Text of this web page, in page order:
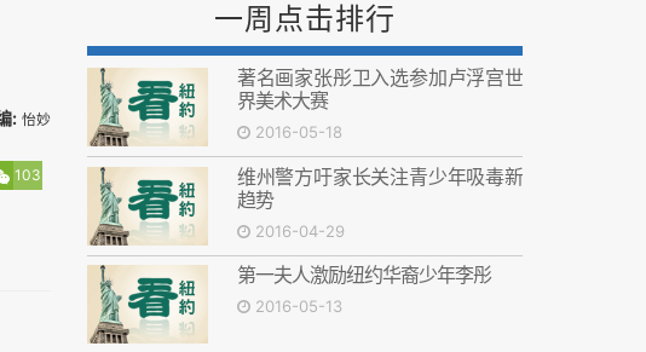
: 怡妙
103
一周点击排行
著名画家张彤卫入选参加卢浮宫世
界美术大赛
2016-05-18
维州警方吁家长关注青少年吸毒新
趋势
2016-04-29
第一夫人激励纽约华裔少年李彤
2016-05-13